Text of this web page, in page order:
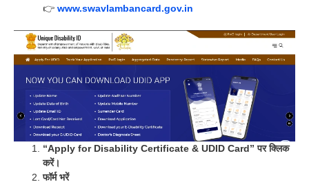
👉 www.swavlambancard.gov.in
“Apply for Disability Certificate & UDID Card” पर क्लिक
करें।
फॉर्म भरें